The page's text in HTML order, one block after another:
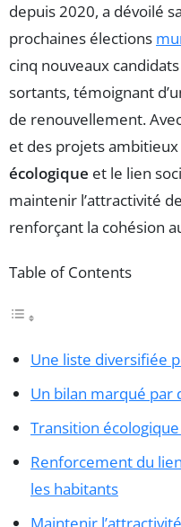
depuis 2020, a dévoilé
prochaines élections
cinq nouveaux
sortants, témoignant
de renouvellement.
et des projets ambitieux
écologique et le lien
maintenir l’attractivité
renforçant la cohésion
Table of Contents
Une liste diversifiée
Un bilan marqué par
Transition
Renforcement du
les habitants